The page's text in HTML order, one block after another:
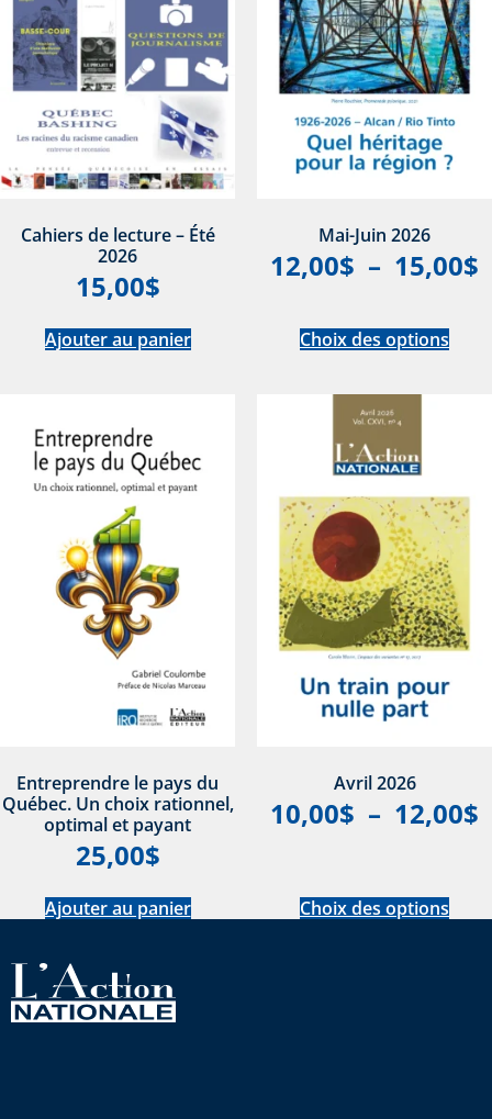
Cahiers de lecture – Été
2026
15,00$
Ajouter au panier
Mai-Juin 2026
12,00$ – 15,00$
Choix des options
Entreprendre le pays du
Québec. Un choix rationnel,
optimal et payant
25,00$
Ajouter au panier
Avril 2026
10,00$ – 12,00$
Choix des options